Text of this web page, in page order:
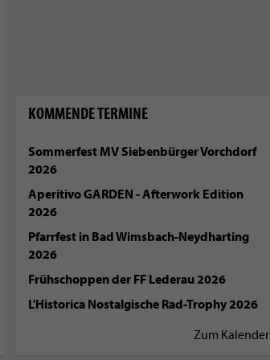
KOMMENDE TERMINE
Sommerfest MV Siebenbürger Vorchdorf
2026
Aperitivo GARDEN - Afterwork Edition
2026
Pfarrfest in Bad Wimsbach-Neydharting
2026
Frühschoppen der FF Lederau 2026
L'Historica Nostalgische Rad-Trophy 2026
Zum Kalender